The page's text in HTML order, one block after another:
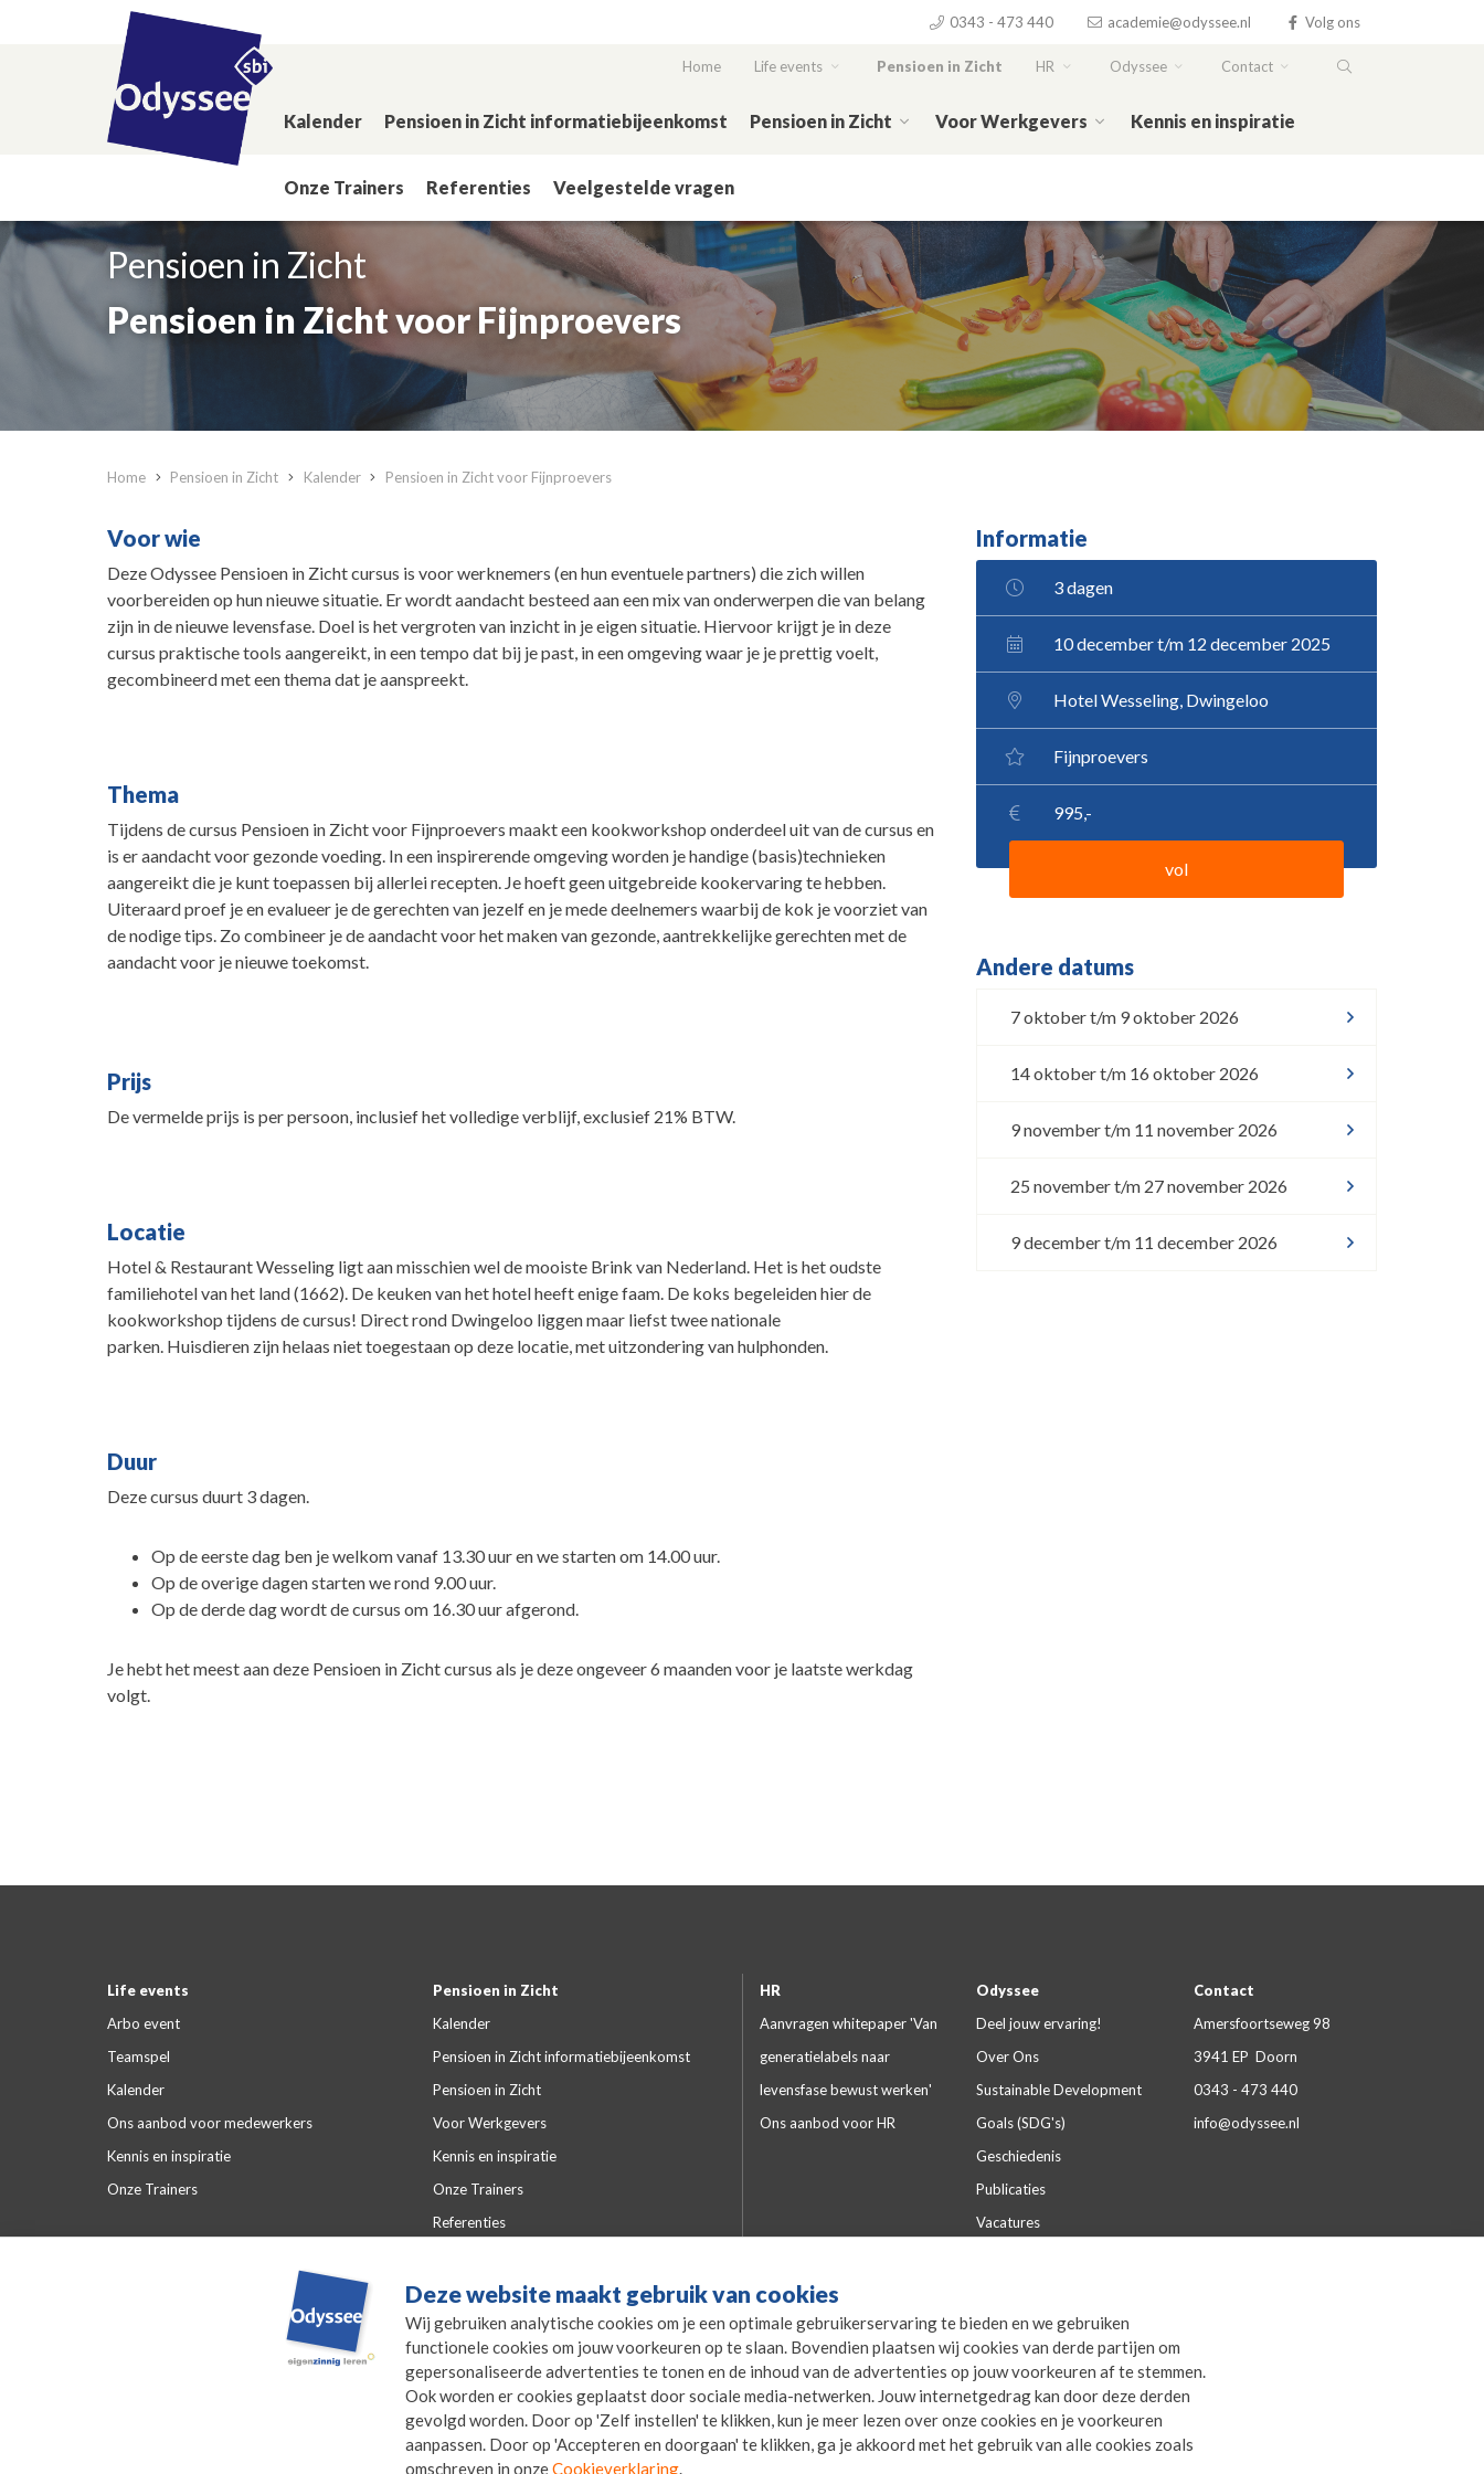
Deze website maakt gebruik van cookies
Wij gebruiken analytische cookies om je een optimale gebruikerservaring te bieden en we gebruiken
functionele cookies om jouw voorkeuren op te slaan. Bovendien plaatsen wij cookies van derde partijen om
gepersonaliseerde advertenties te tonen en de inhoud van de advertenties op jouw voorkeuren af te stemmen.
Ook worden er cookies geplaatst door sociale media-netwerken. Jouw internetgedrag kan door deze derden
gevolgd worden. Door op 'Zelf instellen' te klikken, kun je meer lezen over onze cookies en je voorkeuren
aanpassen. Door op 'Accepteren en doorgaan' te klikken, ga je akkoord met het gebruik van alle cookies zoals
omschreven in onzeCookieverklaring.
0343 - 473 440 academie@odyssee.nl Volg ons
Home Life events Pensioen in Zicht HR Odyssee Contact
Kalender Pensioen in Zicht informatiebijeenkomst Pensioen in Zicht Voor Werkgevers Kennis en inspiratie
Onze Trainers Referenties Veelgestelde vragen
Pensioen in Zicht
Pensioen in Zicht voor Fijnproevers
Home Pensioen in Zicht Kalender Pensioen in Zicht voor Fijnproevers
Voor wie
Deze Odyssee Pensioen in Zicht cursus is voor werknemers (en hun eventuele partners) die zich willen
voorbereiden op hun nieuwe situatie. Er wordt aandacht besteed aan een mix van onderwerpen die van belang
zijn in de nieuwe levensfase. Doel is het vergroten van inzicht in je eigen situatie. Hiervoor krijgt je in deze
cursus praktische tools aangereikt, in een tempo dat bij je past, in een omgeving waar je je prettig voelt,
gecombineerd met een thema dat je aanspreekt.
Thema
Tijdens de cursus Pensioen in Zicht voor Fijnproevers maakt een kookworkshop onderdeel uit van de cursus en
is er aandacht voor gezonde voeding. In een inspirerende omgeving worden je handige (basis)technieken
aangereikt die je kunt toepassen bij allerlei recepten. Je hoeft geen uitgebreide kookervaring te hebben.
Uiteraard proef je en evalueer je de gerechten van jezelf en je mede deelnemers waarbij de kok je voorziet van
de nodige tips. Zo combineer je de aandacht voor het maken van gezonde, aantrekkelijke gerechten met de
aandacht voor je nieuwe toekomst.
Prijs
De vermelde prijs is per persoon, inclusief het volledige verblijf, exclusief 21% BTW.
Locatie
Hotel & Restaurant Wesseling ligt aan misschien wel de mooiste Brink van Nederland. Het is het oudste
familiehotel van het land (1662). De keuken van het hotel heeft enige faam. De koks begeleiden hier de
kookworkshop tijdens de cursus! Direct rond Dwingeloo liggen maar liefst twee nationale
parken. Huisdieren zijn helaas niet toegestaan op deze locatie, met uitzondering van hulphonden.
Duur
Deze cursus duurt 3 dagen.
Op de eerste dag ben je welkom vanaf 13.30 uur en we starten om 14.00 uur.
Op de overige dagen starten we rond 9.00 uur.
Op de derde dag wordt de cursus om 16.30 uur afgerond.
Je hebt het meest aan deze Pensioen in Zicht cursus als je deze ongeveer 6 maanden voor je laatste werkdag
volgt.
Informatie
3 dagen
10 december t/m 12 december 2025
Hotel Wesseling, Dwingeloo
Fijnproevers
995,-
vol
Andere datums
7 oktober t/m 9 oktober 2026
14 oktober t/m 16 oktober 2026
9 november t/m 11 november 2026
25 november t/m 27 november 2026
9 december t/m 11 december 2026
Life events
Arbo event
Teamspel
Kalender
Ons aanbod voor medewerkers
Kennis en inspiratie
Onze Trainers
Pensioen in Zicht
Kalender
Pensioen in Zicht informatiebijeenkomst
Pensioen in Zicht
Voor Werkgevers
Kennis en inspiratie
Onze Trainers
Referenties
HR
Aanvragen whitepaper 'Van
generatielabels naar
levensfase bewust werken'
Ons aanbod voor HR
Odyssee
Deel jouw ervaring!
Over Ons
Sustainable Development
Goals (SDG's)
Geschiedenis
Publicaties
Vacatures
Leveringsvoorwaarden
Privacy Statement
Contact
Amersfoortseweg 98
3941 EP Doorn
0343 - 473 440
info@odyssee.nl